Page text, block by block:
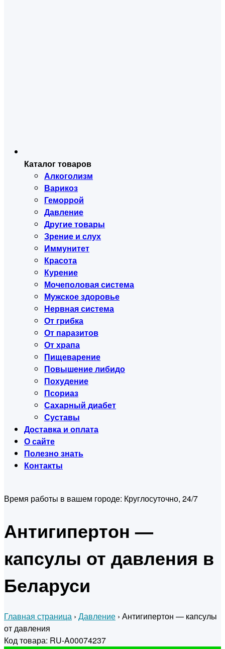
Каталог товаров
Алкоголизм
Варикоз
Геморрой
Давление
Другие товары
Зрение и слух
Иммунитет
Красота
Курение
Мочеполовая система
Мужское здоровье
Нервная система
От грибка
От паразитов
От храпа
Пищеварение
Повышение либидо
Похудение
Псориаз
Сахарный диабет
Суставы
Доставка и оплата
О сайте
Полезно знать
Контакты
Время работы в вашем городе: Круглосуточно, 24/7
Антигипертон —
капсулы от давления в
Беларуси
Главная страница › Давление › Антигипертон — капсулы
от давления
Код товара: RU-A00074237